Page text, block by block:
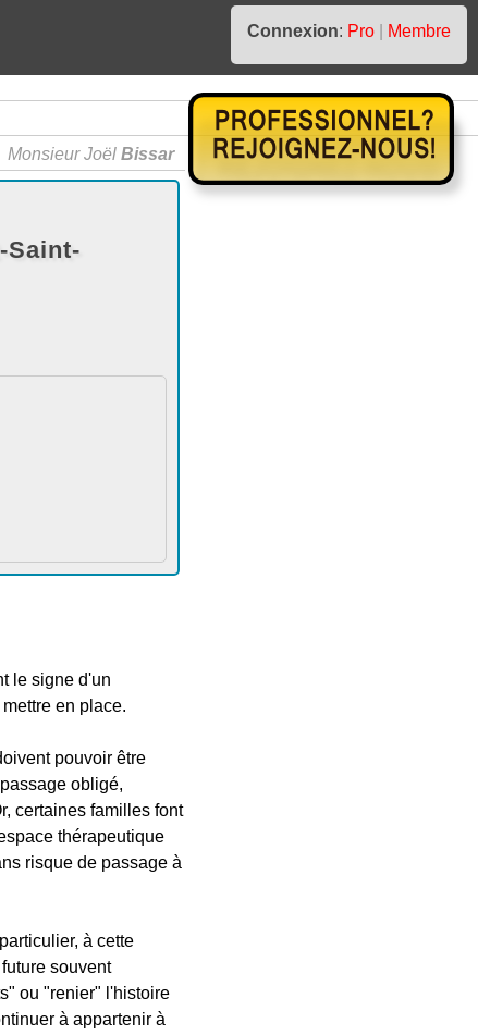
Connexion: Pro
Membre
Monsieur Joël Bissar
Saint-
le signe d'un
en place.
pouvoir être
obligé,
certaines familles font
thérapeutique
risque de passage à
à cette
souvent
ou "renier" l'histoire
à appartenir à